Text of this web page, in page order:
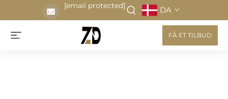
[email protected] DA
FÅ ET TILBUD